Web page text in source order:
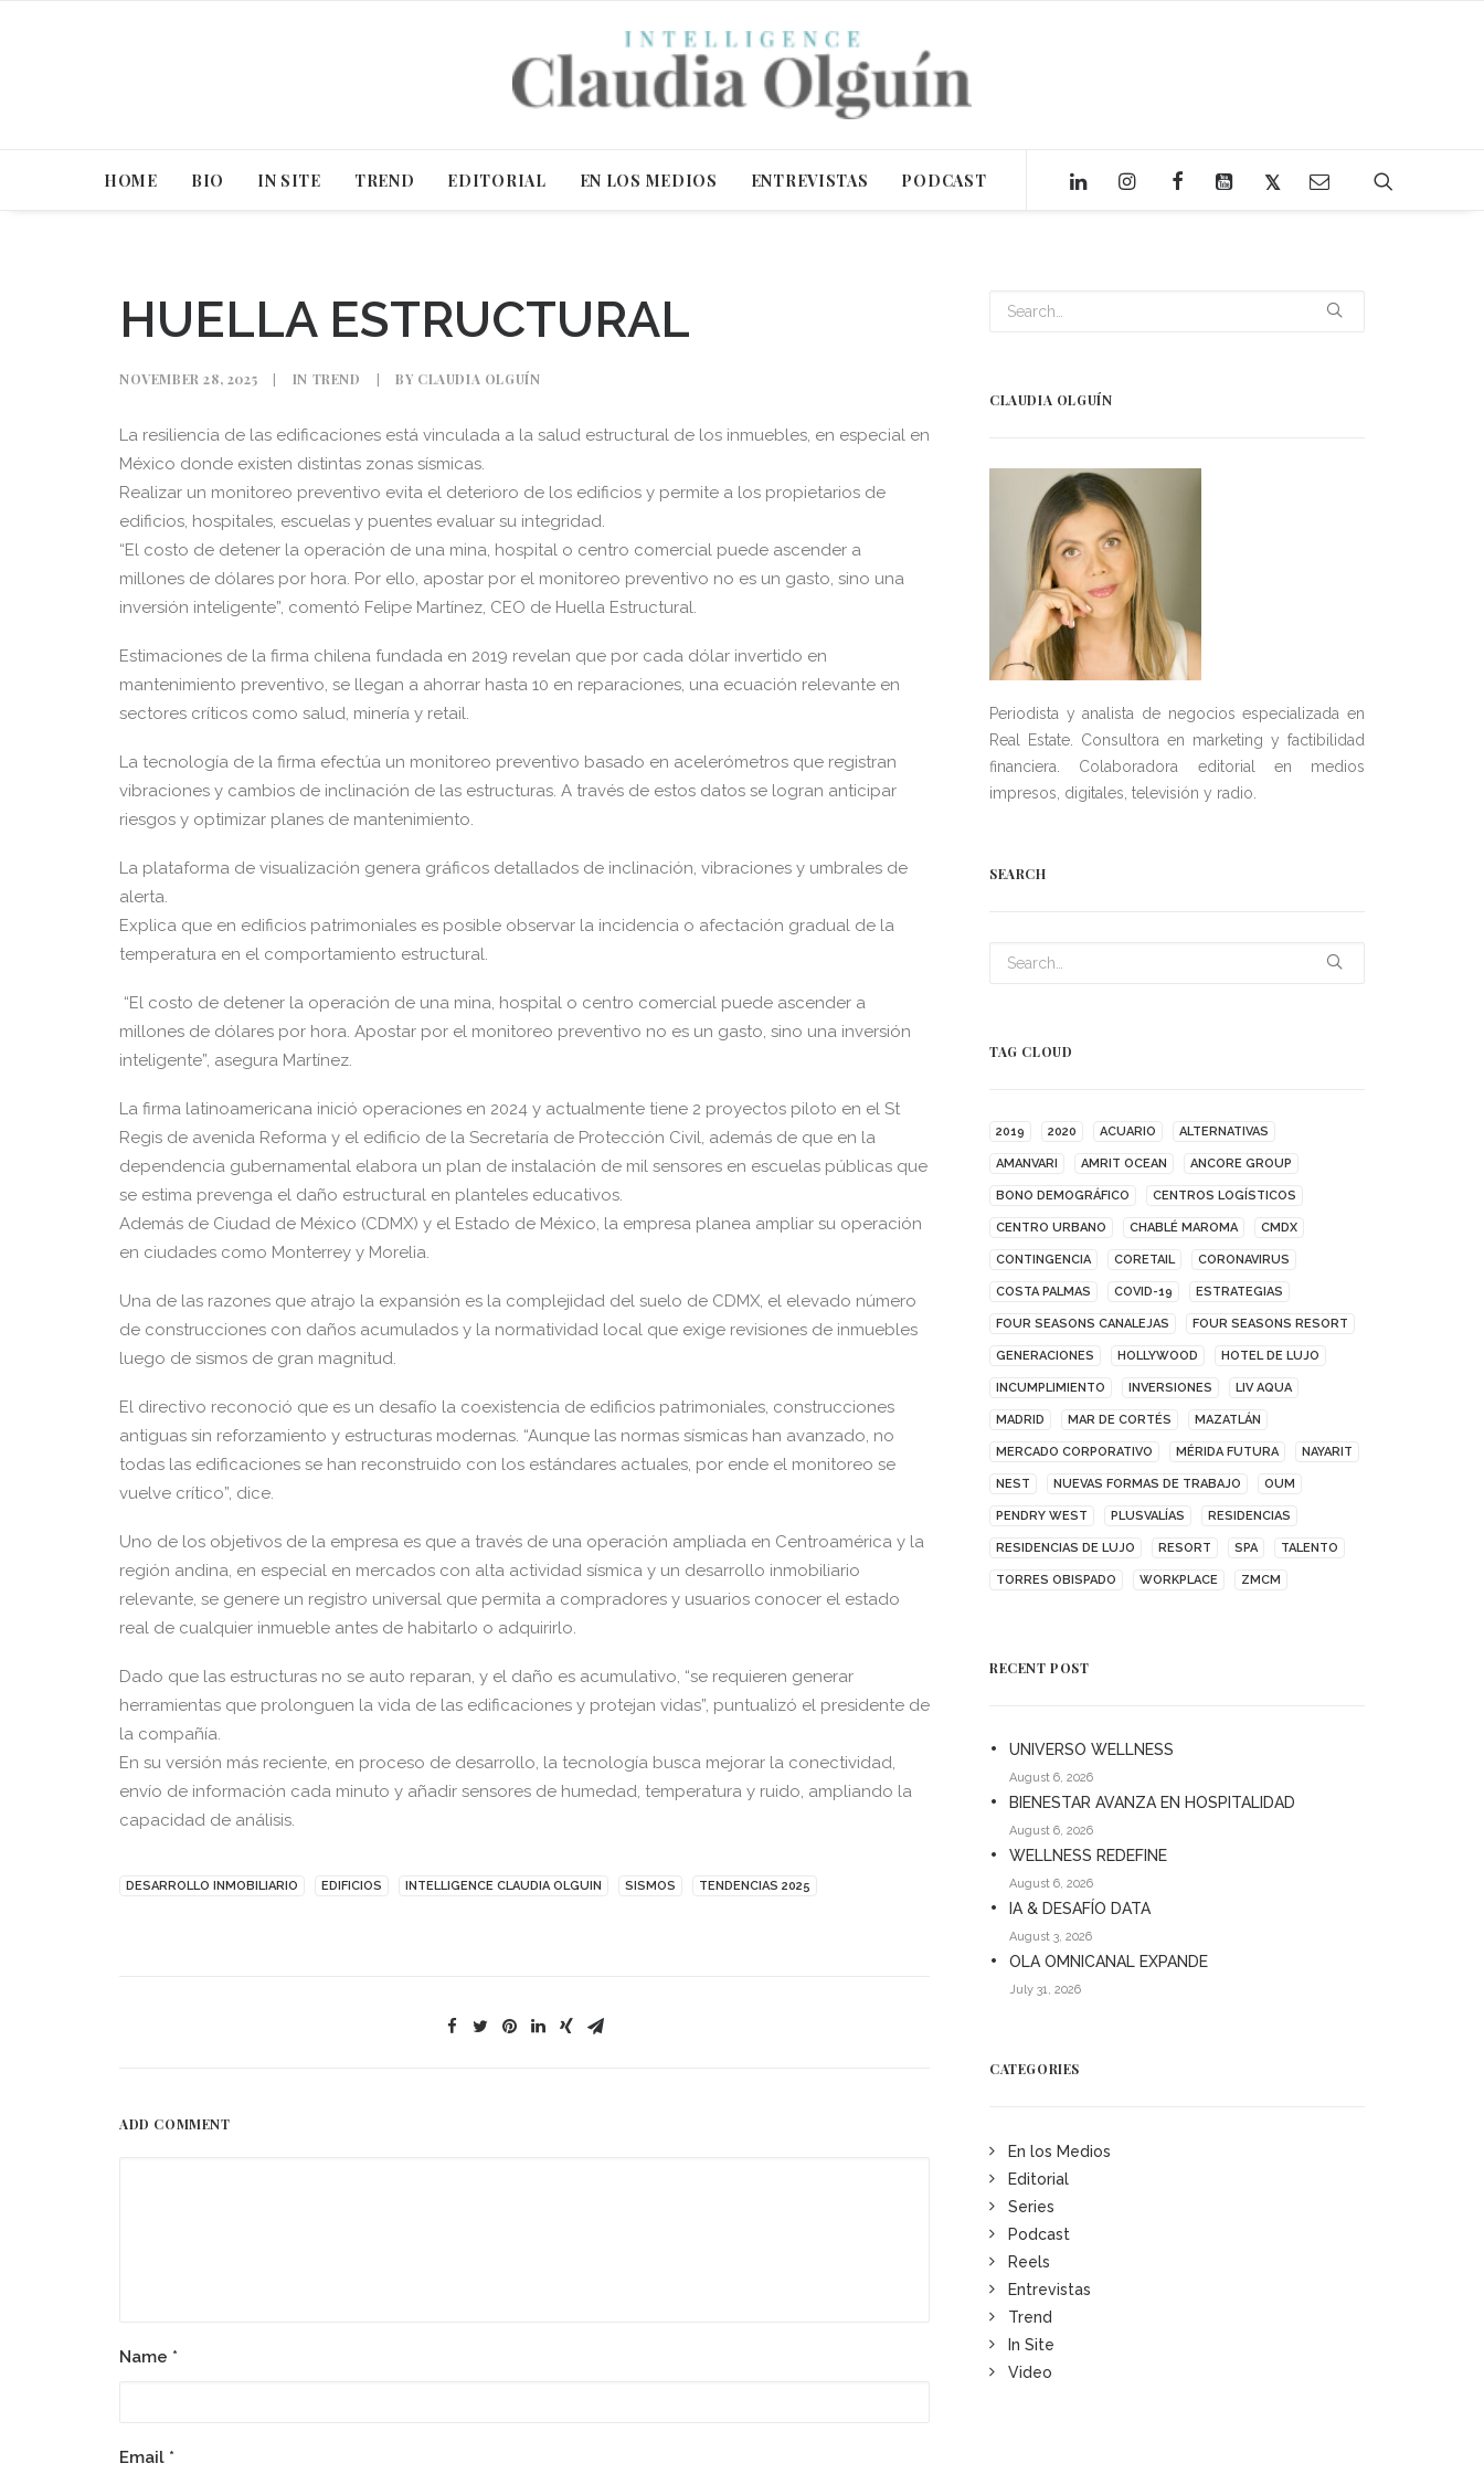
HOME BIO IN SITE TREND EDITORIAL EN LOS MEDIOS ENTREVISTAS PODCAST
HUELLA ESTRUCTURAL
NOVEMBER 28, 2025 | IN TREND | BY CLAUDIA OLGUÍN
La resiliencia de las edificaciones está vinculada a la salud estructural de los inmuebles, en especial en
México donde existen distintas zonas sísmicas.
Realizar un monitoreo preventivo evita el deterioro de los edificios y permite a los propietarios de
edificios, hospitales, escuelas y puentes evaluar su integridad.
“El costo de detener la operación de una mina, hospital o centro comercial puede ascender a
millones de dólares por hora. Por ello, apostar por el monitoreo preventivo no es un gasto, sino una
inversión inteligente”, comentó Felipe Martínez, CEO de Huella Estructural.
Estimaciones de la firma chilena fundada en 2019 revelan que por cada dólar invertido en
mantenimiento preventivo, se llegan a ahorrar hasta 10 en reparaciones, una ecuación relevante en
sectores críticos como salud, minería y retail.
La tecnología de la firma efectúa un monitoreo preventivo basado en acelerómetros que registran
vibraciones y cambios de inclinación de las estructuras. A través de estos datos se logran anticipar
riesgos y optimizar planes de mantenimiento.
La plataforma de visualización genera gráficos detallados de inclinación, vibraciones y umbrales de
alerta.
Explica que en edificios patrimoniales es posible observar la incidencia o afectación gradual de la
temperatura en el comportamiento estructural.
“El costo de detener la operación de una mina, hospital o centro comercial puede ascender a
millones de dólares por hora. Apostar por el monitoreo preventivo no es un gasto, sino una inversión
inteligente”, asegura Martínez.
La firma latinoamericana inició operaciones en 2024 y actualmente tiene 2 proyectos piloto en el St
Regis de avenida Reforma y el edificio de la Secretaría de Protección Civil, además de que en la
dependencia gubernamental elabora un plan de instalación de mil sensores en escuelas públicas que
se estima prevenga el daño estructural en planteles educativos.
Además de Ciudad de México (CDMX) y el Estado de México, la empresa planea ampliar su operación
en ciudades como Monterrey y Morelia.
Una de las razones que atrajo la expansión es la complejidad del suelo de CDMX, el elevado número
de construcciones con daños acumulados y la normatividad local que exige revisiones de inmuebles
luego de sismos de gran magnitud.
El directivo reconoció que es un desafío la coexistencia de edificios patrimoniales, construcciones
antiguas sin reforzamiento y estructuras modernas. “Aunque las normas sísmicas han avanzado, no
todas las edificaciones se han reconstruido con los estándares actuales, por ende el monitoreo se
vuelve crítico”, dice.
Uno de los objetivos de la empresa es que a través de una operación ampliada en Centroamérica y la
región andina, en especial en mercados con alta actividad sísmica y un desarrollo inmobiliario
relevante, se genere un registro universal que permita a compradores y usuarios conocer el estado
real de cualquier inmueble antes de habitarlo o adquirirlo.
Dado que las estructuras no se auto reparan, y el daño es acumulativo, “se requieren generar
herramientas que prolonguen la vida de las edificaciones y protejan vidas”, puntualizó el presidente de
la compañía.
En su versión más reciente, en proceso de desarrollo, la tecnología busca mejorar la conectividad,
envío de información cada minuto y añadir sensores de humedad, temperatura y ruido, ampliando la
capacidad de análisis.
DESARROLLO INMOBILIARIO EDIFICIOS INTELLIGENCE CLAUDIA OLGUIN SISMOS TENDENCIAS 2025
ADD COMMENT
Name *
Email *
CLAUDIA OLGUÍN
Periodista y analista de negocios especializada en
Real Estate. Consultora en marketing y factibilidad
financiera. Colaboradora editorial en medios
impresos, digitales, televisión y radio.
SEARCH
TAG CLOUD
2019 2020 ACUARIO ALTERNATIVAS
AMANVARI AMRIT OCEAN ANCORE GROUP
BONO DEMOGRÁFICO CENTROS LOGÍSTICOS
CENTRO URBANO CHABLÉ MAROMA CMDX
CONTINGENCIA CORETAIL CORONAVIRUS
COSTA PALMAS COVID-19 ESTRATEGIAS
FOUR SEASONS CANALEJAS FOUR SEASONS RESORT
GENERACIONES HOLLYWOOD HOTEL DE LUJO
INCUMPLIMIENTO INVERSIONES LIV AQUA
MADRID MAR DE CORTÉS MAZATLÁN
MERCADO CORPORATIVO MÉRIDA FUTURA NAYARIT
NEST NUEVAS FORMAS DE TRABAJO OUM
PENDRY WEST PLUSVALÍAS RESIDENCIAS
RESIDENCIAS DE LUJO RESORT SPA TALENTO
TORRES OBISPADO WORKPLACE ZMCM
RECENT POST
UNIVERSO WELLNESS
August 6, 2026
BIENESTAR AVANZA EN HOSPITALIDAD
August 6, 2026
WELLNESS REDEFINE
August 6, 2026
IA & DESAFÍO DATA
August 3, 2026
OLA OMNICANAL EXPANDE
July 31, 2026
CATEGORIES
En los Medios
Editorial
Series
Podcast
Reels
Entrevistas
Trend
In Site
Video